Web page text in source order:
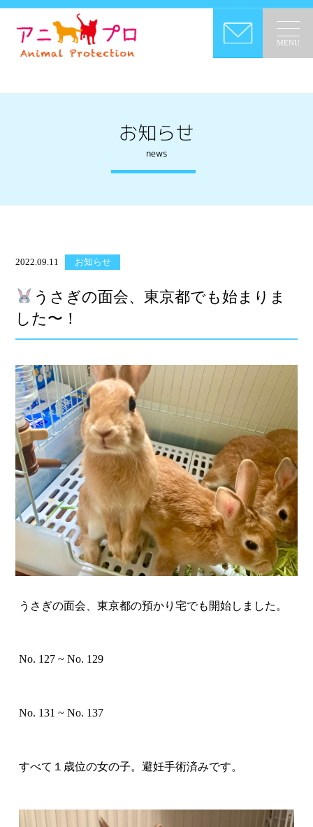
MENU
お知らせ
news
2022.09.11 お知らせ
うさぎの面会、東京都でも始まりま
した〜！
うさぎの面会、東京都の預かり宅でも開始しました。
No. 127 ~ No. 129
No. 131 ~ No. 137
すべて １歳位の女の子。 避妊手術済みです。